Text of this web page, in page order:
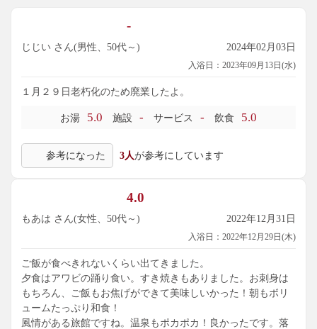
-
じじい さん(男性、50代～) 2024年02月03日
入浴日：2023年09月13日(水)
１月２９日老朽化のため廃業したよ。
お湯 5.0 施設 - サービス - 飲食 5.0
参考になった 3人が参考にしています
4.0
もあは さん(女性、50代～) 2022年12月31日
入浴日：2022年12月29日(木)
ご飯が食べきれないくらい出てきました。
夕食はアワビの踊り食い。すき焼きもありました。お刺身は
もちろん、ご飯もお焦げができて美味しいかった！朝もボリ
ュームたっぷり和食！
風情がある旅館ですね。温泉もポカポカ！良かったです。落